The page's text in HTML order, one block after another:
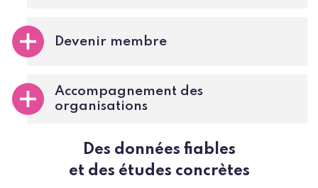
Des données fiables
et des études concrètes
Devenir membre
Accompagnement des
organisations